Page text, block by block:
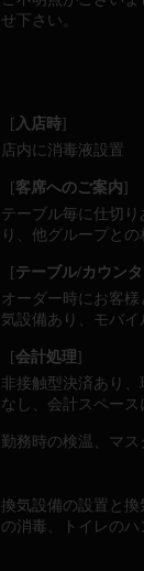
せ下さい。
[ 入店時]
店内に消毒液設置
[客席へのご案内]
テーブル毎に仕切り
り
他グループとの
[テーブル/カウン
オーダー時にお客
気設備あり
モバイ
[会計処理]
非接触型決済あり
なし
会計スペース
勤務時の検温 マス
換気設備の設置と換
の消毒
トイレの